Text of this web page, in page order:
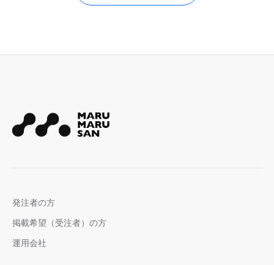
発注者の方
掲載希望（受注者）の方
運用会社